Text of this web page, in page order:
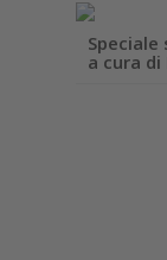
a cura di